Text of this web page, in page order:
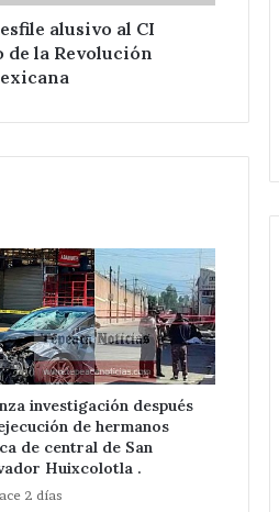
alusivo al CI
la Revolución
investigación después
de hermanos
de central de San
Huixcolotla .
2 días
30 minutos
en marcha Velazquez
un kilómetro de
de Red eléctrica en